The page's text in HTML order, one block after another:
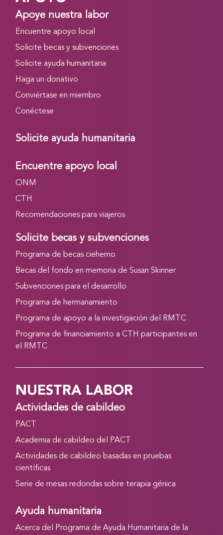
Apoye nuestra labor
Encuentre apoyo local
Solicite becas y subvenciones
Solicite ayuda humanitaria
Haga un donativo
Conviértase en miembro
Conéctese
Solicite ayuda humanitaria
Encuentre apoyo local
ONM
CTH
Recomendaciones para viajeros
Solicite becas y subvenciones
Programa de becas ciehemo
Becas del fondo en memoria de Susan Skinner
Subvenciones para el desarrollo
Programa de hermanamiento
Programa de apoyo a la investigación del RMTC
Programa de financiamiento a CTH participantes en
el RMTC
NUESTRA LABOR
Actividades de cabildeo
PACT
Academia de cabildeo del PACT
Actividades de cabildeo basadas en pruebas
científicas
Serie de mesas redondas sobre terapia génica
Ayuda humanitaria
Acerca del Programa de Ayuda Humanitaria de la